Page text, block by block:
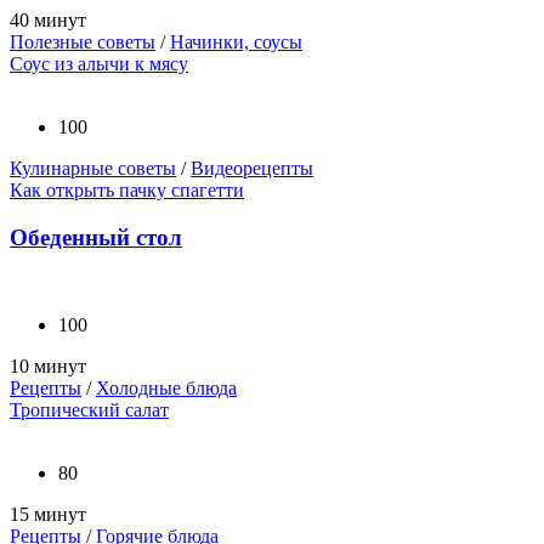
40 минут
Полезные советы /Начинки, соусы
Соус из алычи к мясу
100
Кулинарные советы /Видеорецепты
Как открыть пачку спагетти
Обеденный стол
100
10 минут
Рецепты / Холодные блюда
Тропический салат
80
15 минут
Рецепты /Горячие блюда